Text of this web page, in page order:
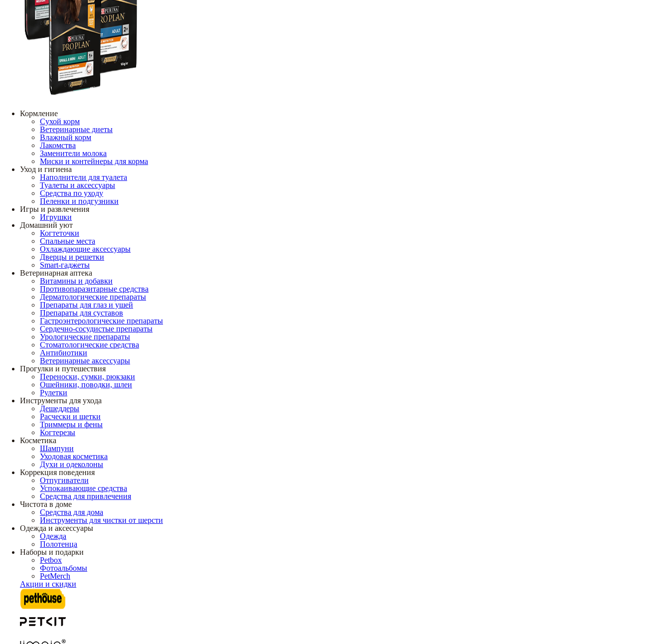
Кормление
Сухой корм
Ветеринарные диеты
Влажный корм
Лакомства
Заменители молока
Миски и контейнеры для корма
Уход и гигиена
Наполнители для туалета
Туалеты и аксессуары
Средства по уходу
Пеленки и подгузники
Игры и развлечения
Игрушки
Домашний уют
Когтеточки
Спальные места
Охлаждающие аксессуары
Дверцы и решетки
Smart-гаджеты
Ветеринарная аптека
Витамины и добавки
Противопаразитарные средства
Дерматологические препараты
Препараты для глаз и ушей
Препараты для суставов
Гастроэнтерологические препараты
Сердечно-сосудистые препараты
Урологические препараты
Стоматологические средства
Антибиотики
Ветеринарные аксессуары
Прогулки и путешествия
Переноски, сумки, рюкзаки
Ошейники, поводки, шлеи
Рулетки
Инструменты для ухода
Дешеддеры
Расчески и щетки
Триммеры и фены
Когтерезы
Косметика
Шампуни
Уходовая косметика
Духи и одеколоны
Коррекция поведения
Отпугиватели
Успокаивающие средства
Средства для привлечения
Чистота в доме
Средства для дома
Инструменты для чистки от шерсти
Одежда и аксессуары
Одежда
Полотенца
Наборы и подарки
Petbox
Фотоальбомы
PetMerch
Акции и скидки